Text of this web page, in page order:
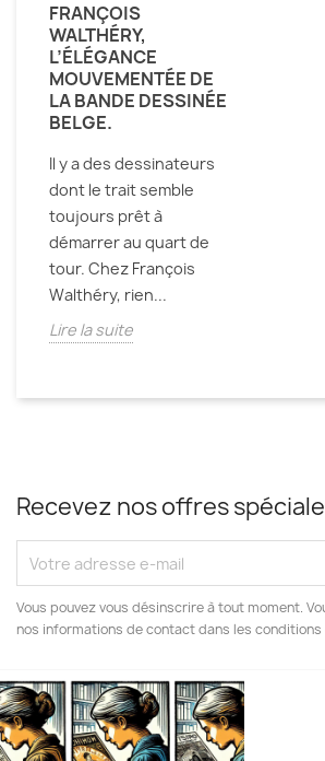
FRANÇOIS
WALTHÉRY,
L’ÉLÉGANCE
MOUVEMENTÉE DE
LA BANDE DESSINÉE
BELGE.
Il y a des dessinateurs
dont le trait semble
toujours prêt à
démarrer au quart de
tour. Chez François
Walthéry, rien...
Lire la suite
Recevez nos offres
Vous pouvez vous désinscrire à tout moment.
nos informations de contact dans les